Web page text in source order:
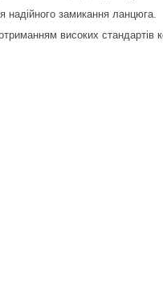
замикання ланцюга.
високих стандартів